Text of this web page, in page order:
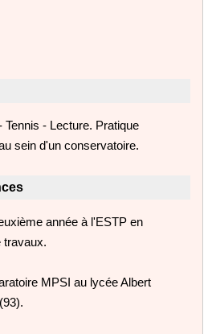
- Lecture. Pratique
sein d'un conservatoire.
année à l'ESTP en
travaux.
MPSI au lycée Albert